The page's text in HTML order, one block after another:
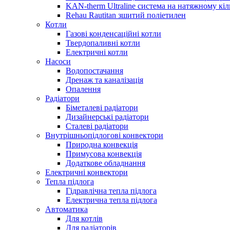
KAN-therm Ultraline система на натяжному
Rehau Rautitan зшитий поліетилен
Котли
Газові конденсаційні котли
Твердопаливні котли
Електричні котли
Насоси
Водопостачання
Дренаж та каналізація
Опалення
Радіатори
Біметалеві радіатори
Дизайнерські радіатори
Сталеві радіатори
Внутрішньопідлогові конвектори
Природна конвекція
Примусова конвекція
Додаткове обладнання
Електричні конвектори
Тепла підлога
Гідравлічна тепла підлога
Електрична тепла підлога
Автоматика
Для котлів
Для радіаторів